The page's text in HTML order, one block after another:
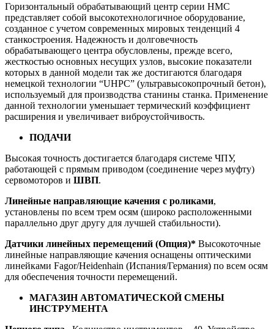
Горизонтальный обрабатывающий центр серии HMC
представляет собой высокотехнологичное оборудование,
созданное с учетом современных мировых тенденций 4
станкостроения. Надежность и долговечность
обрабатывающего центра обусловлены, прежде всего,
жесткостью основных несущих узлов, высокие показатели
которых в данной модели так же достигаются благодаря
немецкой технологии “UHPC” (ультравысокопрочный бетон),
используемый для производства станины станка. Применение
данной технологии уменьшает термический коэффициент
расширения и увеличивает виброустойчивость.
ПОДАЧИ
Высокая точность достигается благодаря системе ЧПУ,
работающей с прямым приводом (соединение через муфту)
сервомоторов и ШВП.
Линейные направляющие качения с роликами,
установлены по всем трем осям (широко расположенными
параллельно друг другу для лучшей стабильности).
Датчики линейных перемещений (Опция)* Высокоточные
линейные направляющие качения оснащены оптическими
линейками Fagor/Heidenhain (Испания/Германия) по всем осям
для обеспечения точности перемещений.
МАГАЗИН АВТОМАТИЧЕСКОЙ СМЕНЫ
ИНСТРУМЕНТА